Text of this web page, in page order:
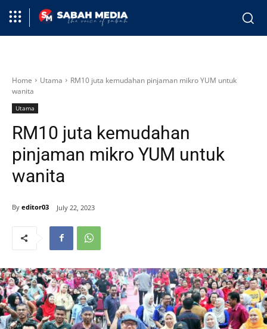
Home Utama
RM10 juta kemudahan pinjaman mikro YUM untuk
wanita
Utama
RM10 juta kemudahan
pinjaman mikro YUM untuk
wanita
By editor03 July 22, 2023